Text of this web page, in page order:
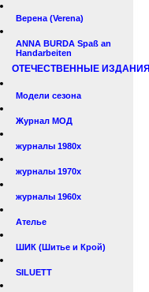
Верена (Verena)
ANNA BURDA Spaß an
Handarbeiten
ОТЕЧЕСТВЕННЫЕ ИЗДАНИЯ
Модели сезона
Журнал МОД
журналы 1980х
журналы 1970х
журналы 1960х
Ателье
ШИК (Шитье и Крой)
SILUETT